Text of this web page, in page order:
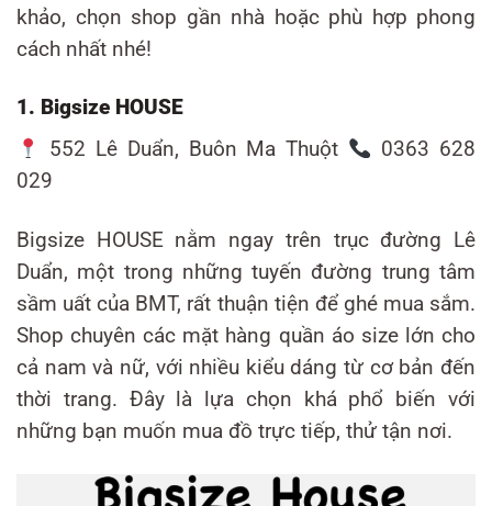
khảo, chọn shop gần nhà hoặc phù hợp phong
cách nhất nhé!
1. Bigsize HOUSE
552 Lê Duẩn, Buôn Ma Thuột
0363 628
029
Bigsize HOUSE nằm ngay trên trục đường Lê
Duẩn, một trong những tuyến đường trung tâm
sầm uất của BMT, rất thuận tiện để ghé mua sắm.
Shop chuyên các mặt hàng quần áo size lớn cho
cả nam và nữ, với nhiều kiểu dáng từ cơ bản đến
thời trang. Đây là lựa chọn khá phổ biến với
những bạn muốn mua đồ trực tiếp, thử tận nơi.